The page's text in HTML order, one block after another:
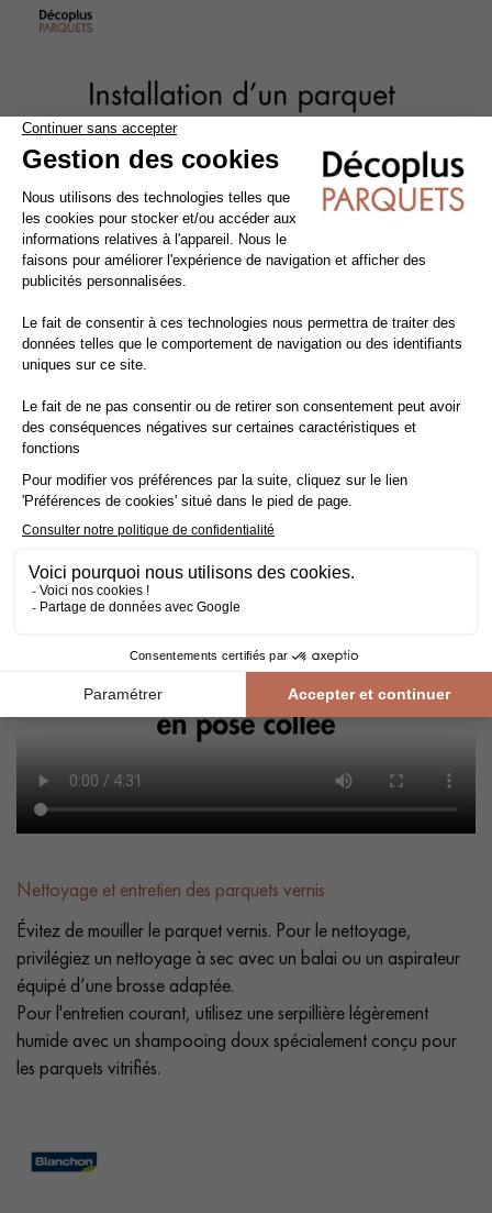
Lapose du parquet massifest une opérationdélicatequi peut
nécessiter l'intervention d'un professionnel, mais peut aussi être
effectuée par des bricoleurs de bon niveau. Les qualités
intrinsèques du bois imposent un certain nombre de
précautions à respecter impérativement dans toutes les phases
de mise en œuvre : avant, pendant et après la pose.
Conseil : Ajoutez unemarge de 10%à votre surface réelle.
Nettoyage et entretien des parquets vernis
Évitez de mouiller le parquet vernis. Pour le nettoyage,
privilégiez un nettoyage à sec avec un balai ou un aspirateur
équipé d’une brosse adaptée.
Pour l'entretien courant, utilisez une serpillière légèrement
humide avec un shampooing doux spécialement conçu pour
les parquets vitrifiés.